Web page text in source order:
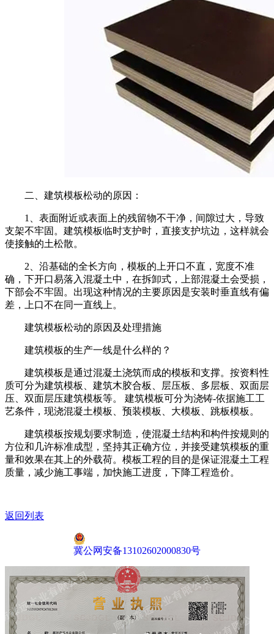
二、建筑模板松动的原因：
1、表面附近或表面上的残留物不干净，间隙过大，导致
支架不牢固。建筑模板临时支护时，直接支护坑边，这样就会
使接触的土松散。
2、沿基础的全长方向，模板的上开口不直，宽度不准
确，下开口易落入混凝土中，在拆卸式，上部混凝土会受损，
下部会不牢固。出现这种情况的主要原因是安装时垂直线有偏
差，上口不在同一直线上。
建筑模板松动的原因及处理措施
建筑模板的生产一线是什么样的？
建筑模板是通过混凝土浇筑而成的模板和支撑。按资料性
质可分为建筑模板、建筑木胶合板、层压板、多层板、双面层
压、双面层压建筑模板等。 建筑模板可分为浇铸-依据施工工
艺条件，现浇混凝土模板、预装模板、大模板、跳板模板。
建筑模板按规划要求制造，使混凝土结构和构件按规则的
方位和几许标准成型，坚持其正确方位，并接受建筑模板的重
量和效果在其上的外载荷。模板工程的目的是保证混凝土工程
质量，减少施工事端，加快施工进度，下降工程造价。
返回列表
冀公网安备13102602000830号